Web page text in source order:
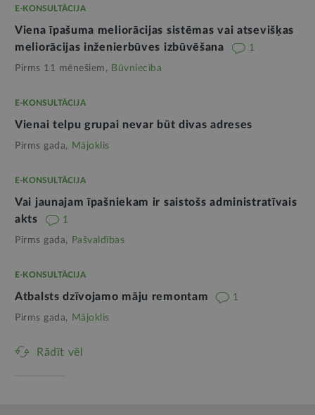
E-KONSULTĀCIJA
Viena īpašuma meliorācijas sistēmas vai atsevišķas
meliorācijas inženierbūves izbūvēšana
1
Pirms 11 mēnešiem, Būvniecība
E-KONSULTĀCIJA
Vienai telpu grupai nevar būt divas adreses
Pirms gada, Mājoklis
E-KONSULTĀCIJA
Vai jaunajam īpašniekam ir saistošs administratīvais
akts
1
Pirms gada, Pašvaldības
E-KONSULTĀCIJA
Atbalsts dzīvojamo māju remontam 1
Pirms gada, Mājoklis
Rādīt vēl